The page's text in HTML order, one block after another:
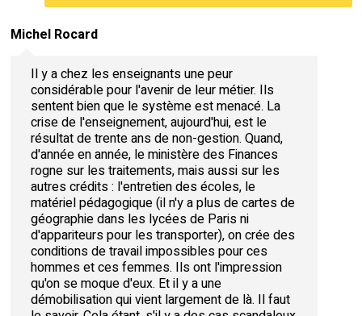
Michel Rocard
Il y a chez les enseignants une peur
considérable pour l'avenir de leur métier. Ils
sentent bien que le système est menacé. La
crise de l'enseignement, aujourd'hui, est le
résultat de trente ans de non-gestion. Quand,
d'année en année, le ministère des Finances
rogne sur les traitements, mais aussi sur les
autres crédits : l'entretien des écoles, le
matériel pédagogique (il n'y a plus de cartes de
géographie dans les lycées de Paris ni
d'appariteurs pour les transporter), on crée des
conditions de travail impossibles pour ces
hommes et ces femmes. Ils ont l'impression
qu'on se moque d'eux. Et il y a une
démobilisation qui vient largement de là. Il faut